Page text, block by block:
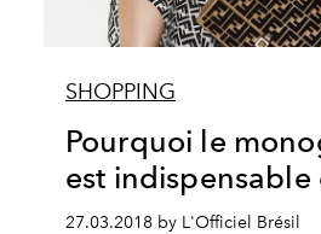
SHOPPING
Pourquoi le
est indispensable
27.03.2018 by L'Officiel Brésil